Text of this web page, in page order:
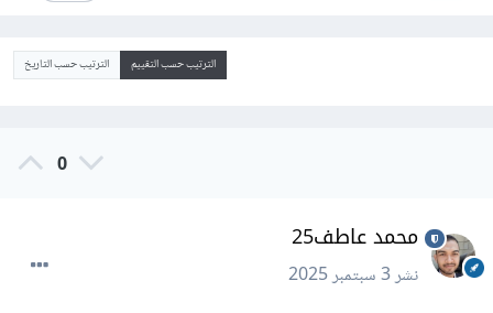
الترتيب حسب التقييم الترتيب حسب التاريخ
0
محمد عاطف25
نشر3 سبتمبر 2025